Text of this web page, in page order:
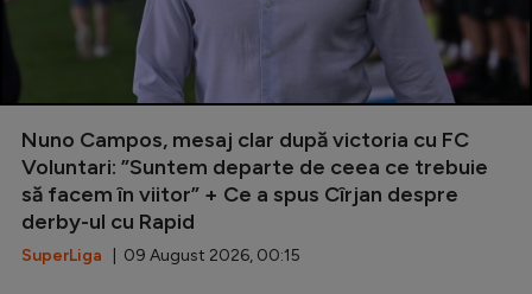
Nuno Campos, mesaj clar după victoria cu FC
Voluntari: ”Suntem departe de ceea ce trebuie
să facem în viitor” + Ce a spus Cîrjan despre
derby-ul cu Rapid
SuperLiga | 09 August 2026, 00:15